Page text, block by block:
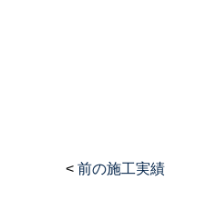
< 前の施工実績